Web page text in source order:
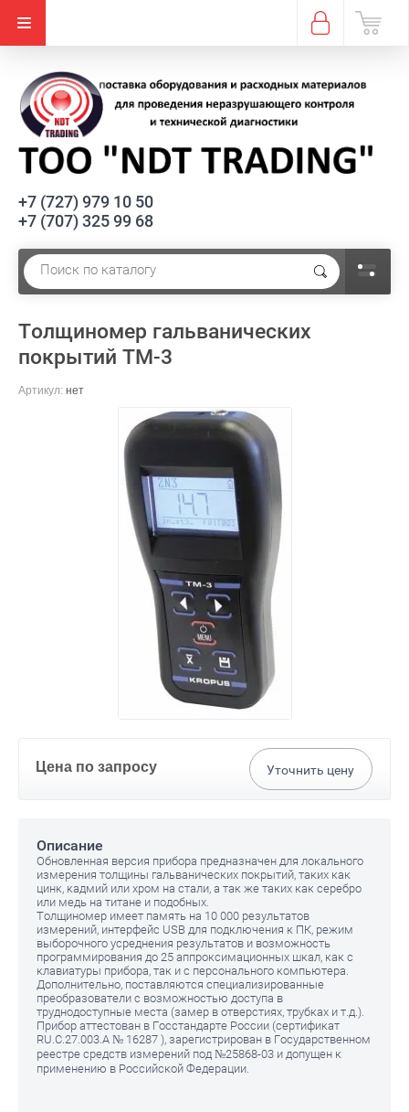
+7 (727) 979 10 50
+7 (707) 325 99 68
Толщиномер гальванических
покрытий ТМ-3
Артикул: нет
Цена по запросу Уточнить цену
Описание
Обновленная версия прибора предназначен для локального
измерения толщины гальванических покрытий, таких как
цинк, кадмий или хром на стали, а так же таких как серебро
или медь на титане и подобных.
Толщиномер имеет память на 10 000 результатов
измерений, интерфейс USB для подключения к ПК, режим
выборочного усреднения результатов и возможность
программирования до 25 аппроксимационных шкал, как с
клавиатуры прибора, так и с персонального компьютера.
Дополнительно, поставляются специализированные
преобразователи с возможностью доступа в
труднодоступные места (замер в отверстиях, трубках и т.д.).
Прибор аттестован в Госстандарте России (сертификат
RU.C.27.003.A № 16287 ), зарегистрирован в Государственном
реестре средств измерений под №25868-03 и допущен к
применению в Российской Федерации.